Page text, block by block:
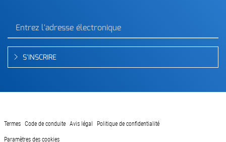
S'INSCRIRE
Termes Code de conduite Avis légal Politique de confidentialité
Paramètres des cookies